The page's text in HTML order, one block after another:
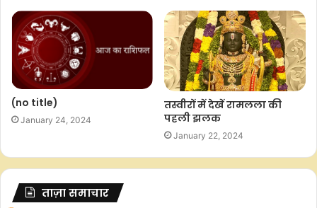
(no title)
January 24, 2024
तस्वीरों में देखें रामलला की
पहली झलक
January 22, 2024
ताज़ा समाचार